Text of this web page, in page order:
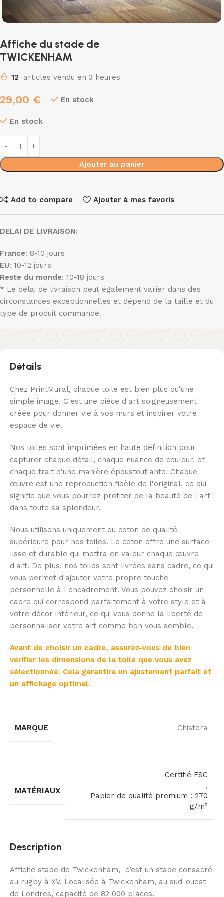
Affiche du stade de
TWICKENHAM
12 articles vendu en 3 heures
29,00 € En stock
En stock
Ajouter au panier
Add to compare Ajouter à mes favoris
DELAI DE LIVRAISON:
France: 8-10 jours
EU: 10-12 jours
Reste du monde: 10-18 jours
* Le délai de livraison peut également varier dans des
circonstances exceptionnelles et dépend de la taille et du
type de produit commandé.
Détails
Chez PrintMural, chaque toile est bien plus qu'une
simple image. C'est une pièce d'art soigneusement
créée pour donner vie à vos murs et inspirer votre
espace de vie.
Nos toiles sont imprimées en haute définition pour
capturer chaque détail, chaque nuance de couleur, et
chaque trait d'une manière époustouflante. Chaque
œuvre est une reproduction fidèle de l'original, ce qui
signifie que vous pourrez profiter de la beauté de l'art
dans toute sa splendeur.
Nous utilisons uniquement du coton de qualité
supérieure pour nos toiles. Le coton offre une surface
lisse et durable qui mettra en valeur chaque œuvre
d'art. De plus, nos toiles sont livrées sans cadre, ce qui
vous permet d'ajouter votre propre touche
personnelle à l'encadrement. Vous pouvez choisir un
cadre qui correspond parfaitement à votre style et à
votre décor intérieur, ce qui vous donne la liberté de
personnaliser votre art comme bon vous semble.
Avant de choisir un cadre, assurez-vous de bien
vérifier les dimensions de la toile que vous avez
sélectionnée. Cela garantira un ajustement parfait et
un affichage optimal.
MARQUE Chistera
MATÉRIAUX
Certifié FSC
,
Papier de qualité premium : 270
g/m²
Description
Affiche stade de Twickenham, c’est un stade consacré
au rugby à XV. Localisée à Twickenham, au sud-ouest
de Londres, capacité de 82 000 places.